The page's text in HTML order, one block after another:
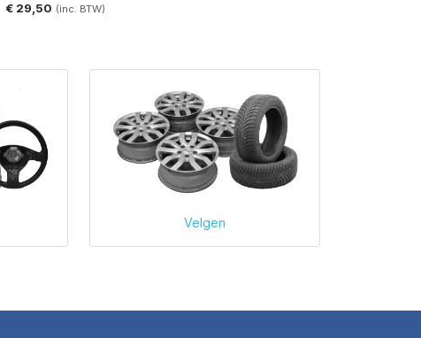
€ 29,50 (inc. BTW)
Velgen